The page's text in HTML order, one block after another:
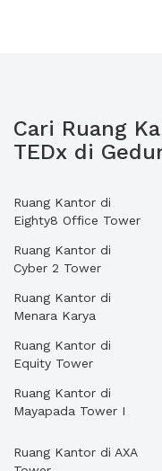
Cari Ruang
TEDx di
Ruang Kantor di
Eighty8 Office Tower
Ruang Kantor di
Cyber 2 Tower
Ruang Kantor di
Menara Karya
Ruang Kantor di
Equity Tower
Ruang Kantor di
Mayapada Tower I
Ruang Kantor di AXA